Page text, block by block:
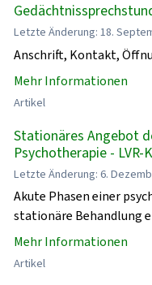
Letzte Änderung: 18.
Anschrift, Kontakt,
Mehr Informationen
Artikel
Stationäres Angebot
Psychotherapie - LVR-
Letzte Änderung: 6.
Akute Phasen einer
stationäre Behandlung
Mehr Informationen
Artikel